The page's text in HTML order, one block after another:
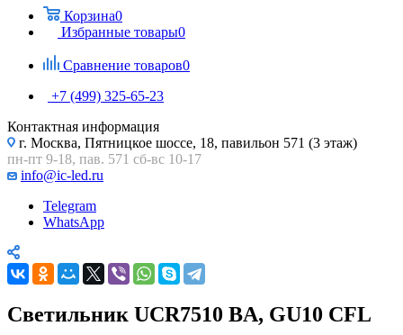
Корзина0
Избранные товары0
Сравнение товаров0
+7 (499) 325-65-23
Контактная информация
г. Москва, Пятницкое шоссе, 18, павильон 571 (3 этаж)
пн-пт 9-18, пав. 571 сб-вс 10-17
info@ic-led.ru
Telegram
WhatsApp
Светильник UCR7510 BA, GU10 CFL